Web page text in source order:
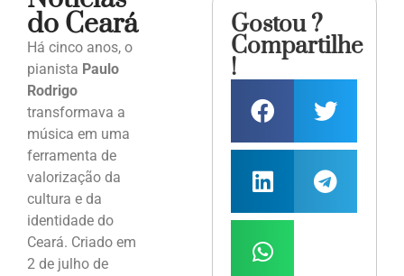
do Ceará
Há cinco anos, o
pianista Paulo
Rodrigo
transformava a
música em uma
ferramenta de
valorização da
cultura e da
identidade do
Ceará. Criado em
2 de julho de
Gostou ?
Compartilhe
!